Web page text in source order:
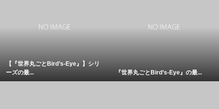
【『世界丸ごとBird’s-Eye』】シリ
ーズの最...
『世界丸ごとBird’s-Eye』の最...